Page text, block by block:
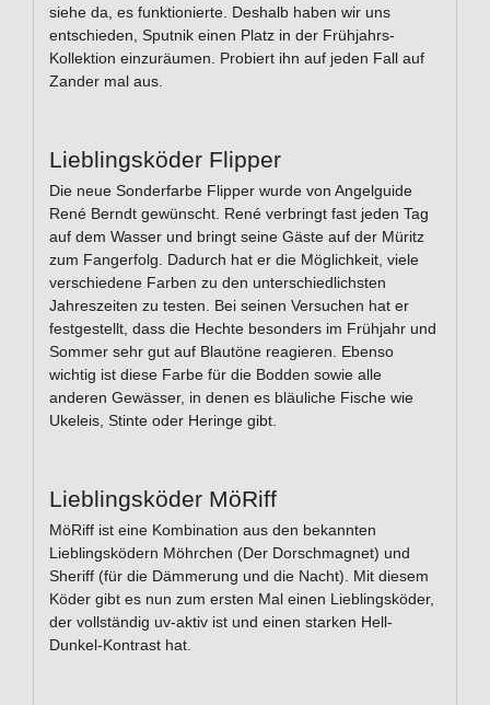
siehe da, es funktionierte. Deshalb haben wir uns
entschieden, Sputnik einen Platz in der Frühjahrs-
Kollektion einzuräumen. Probiert ihn auf jeden Fall auf
Zander mal aus.
Lieblingsköder Flipper
Die neue Sonderfarbe Flipper wurde von Angelguide
René Berndt gewünscht. René verbringt fast jeden Tag
auf dem Wasser und bringt seine Gäste auf der Müritz
zum Fangerfolg. Dadurch hat er die Möglichkeit, viele
verschiedene Farben zu den unterschiedlichsten
Jahreszeiten zu testen. Bei seinen Versuchen hat er
festgestellt, dass die Hechte besonders im Frühjahr und
Sommer sehr gut auf Blautöne reagieren. Ebenso
wichtig ist diese Farbe für die Bodden sowie alle
anderen Gewässer, in denen es bläuliche Fische wie
Ukeleis, Stinte oder Heringe gibt.
Lieblingsköder MöRiff
MöRiff ist eine Kombination aus den bekannten
Lieblingsködern Möhrchen (Der Dorschmagnet) und
Sheriff (für die Dämmerung und die Nacht). Mit diesem
Köder gibt es nun zum ersten Mal einen Lieblingsköder,
der vollständig uv-aktiv ist und einen starken Hell-
Dunkel-Kontrast hat.